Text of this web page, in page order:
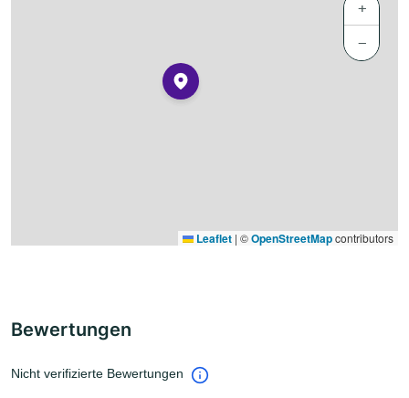
+
−
Leaflet | ©OpenStreetMapcontributors
Bewertungen
Nicht verifizierte Bewertungen